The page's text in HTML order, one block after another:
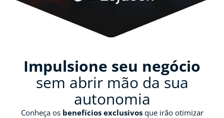
Impulsione seu negócio
sem abrir mão da sua
autonomia
Conheça osbenefícios exclusivos que irão otimizar